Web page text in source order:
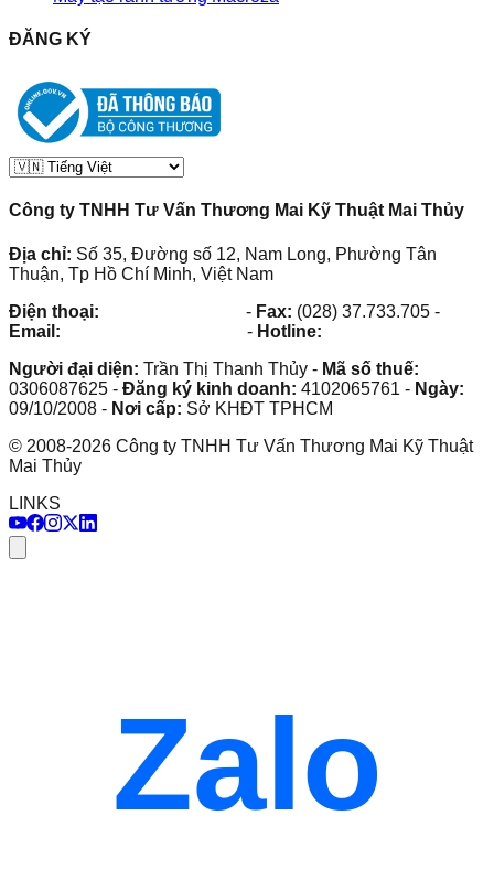
ĐĂNG KÝ
Công ty TNHH Tư Vấn Thương Mai Kỹ Thuật Mai Thủy
Địa chỉ: Số 35, Đường số 12, Nam Long, Phường Tân
Thuận, Tp Hồ Chí Minh, Việt Nam
Điện thoại:
- Fax: (028) 37.733.705 -
Email:
- Hotline:
Người đại diện: Trần Thị Thanh Thủy - Mã số thuế:
0306087625 - Đăng ký kinh doanh: 4102065761 - Ngày:
09/10/2008 - Nơi cấp: Sở KHĐT TPHCM
© 2008-2026 Công ty TNHH Tư Vấn Thương Mai Kỹ Thuật
Mai Thủy
LINKS
Zalo